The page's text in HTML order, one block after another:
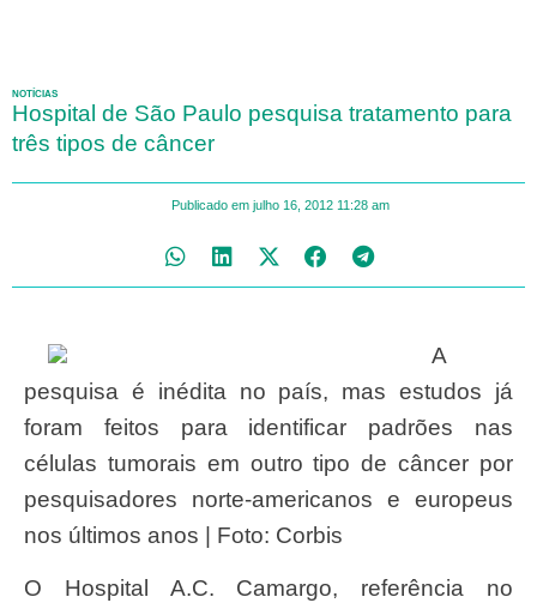
NOTÍCIAS
Hospital de São Paulo pesquisa tratamento para
três tipos de câncer
Publicado em julho 16, 2012 11:28 am
A
pesquisa é inédita no país, mas estudos já
foram feitos para identificar padrões nas
células tumorais em outro tipo de câncer por
pesquisadores norte-americanos e europeus
nos últimos anos | Foto: Corbis
O Hospital A.C. Camargo, referência no